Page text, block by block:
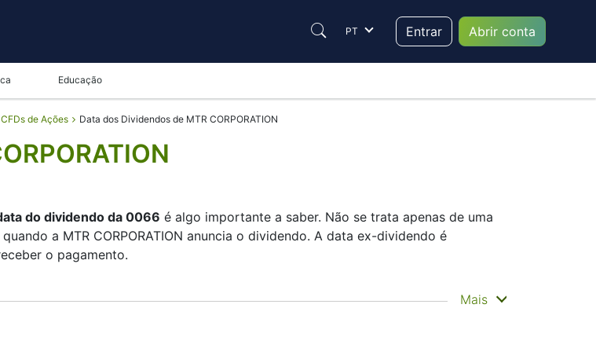
PT Entrar Abrir conta
Educação
CFDs de Ações Data dos Dividendos de MTR CORPORATION
do dividendo da 0066 é algo importante a saber. Não se trata apenas de uma
a MTR CORPORATION anuncia o dividendo. A data ex-dividendo é
o pagamento.
lista de acionistas, e a data de pagamento é quando recebe efetivamente oMais